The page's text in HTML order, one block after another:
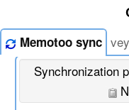
Memotoo sync
Synchronization